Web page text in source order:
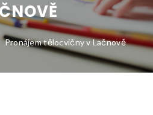
Pronájem tělocvičny v Lačnově